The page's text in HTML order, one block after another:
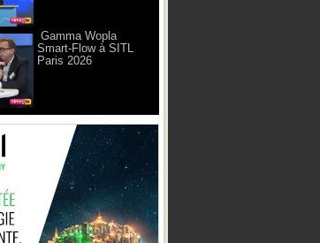
Gamma Wopla
Smart-Flow à SITL
Paris 2026